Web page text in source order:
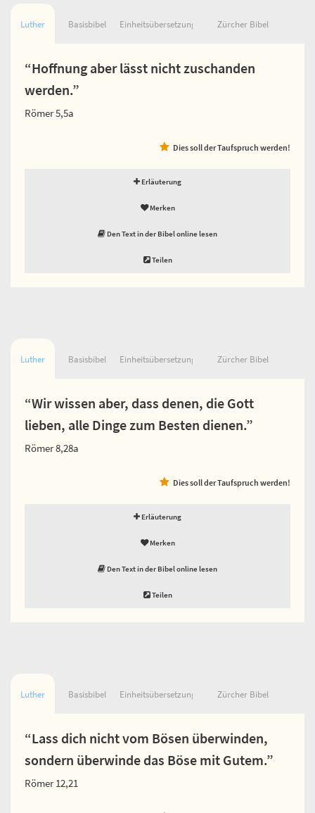
Luther Basisbibel Einheitsübersetzung Zürcher Bibel
“Hoffnung aber lässt nicht zuschanden
werden.”
Römer 5,5a
Dies soll der Taufspruch werden!
Erläuterung
Merken
Den Text in der Bibel online lesen
Teilen
Luther Basisbibel Einheitsübersetzung Zürcher Bibel
“Wir wissen aber, dass denen, die Gott
lieben, alle Dinge zum Besten dienen.”
Römer 8,28a
Dies soll der Taufspruch werden!
Erläuterung
Merken
Den Text in der Bibel online lesen
Teilen
Luther Basisbibel Einheitsübersetzung Zürcher Bibel
“Lass dich nicht vom Bösen überwinden,
sondern überwinde das Böse mit Gutem.”
Römer 12,21